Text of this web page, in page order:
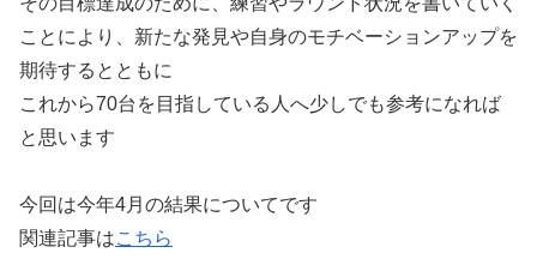
ことにより、新たな発見や自身のモチベーションアップを
期待するとともに
これから70台を目指している人へ少しでも参考になれば
と思います
今回は今年4月の結果についてです
関連記事はこちら